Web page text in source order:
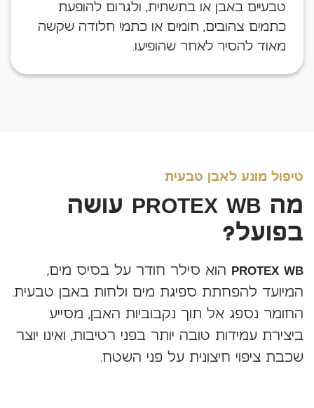
טבעיים באבן או בתשתית, ולגרום להופעת
כתמים צהובים, חומים או כתמי חלודה שקשה
מאוד להסיר לאחר שהופיעו.
טיפול מונע לאבן טבעית
מה PROTEX WB עושה
בפועל?
PROTEX WB הוא סילר חודר על בסיס מים,
המיועד להפחתת ספיגת מים ולחות באבן טבעית.
החומר נספג אל תוך נקבוביות האבן, מסייע
ביצירת עמידות טובה יותר בפני רטיבות, ואינו יוצר
שכבת ציפוי חיצונית על פני השטח.